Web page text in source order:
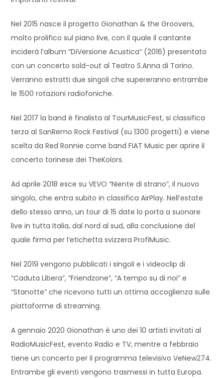
Nel 2015 nasce il progetto Gionathan & the Groovers,
molto prolifico sul piano live, con il quale il cantante
inciderà l’album “DiVersione Acustica” (2016) presentato
con un concerto sold-out al Teatro S.Anna di Torino.
Verranno estratti due singoli che supereranno entrambe
le 1500 rotazioni radiofoniche.
Nel 2017 la band è finalista al TourMusicFest, si classifica
terza al SanRemo Rock Festival (su 1300 progetti) e viene
scelta da Red Ronnie come band FIAT Music per aprire il
concerto torinese dei TheKolors.
Ad aprile 2018 esce su VEVO “Niente di strano”, il nuovo
singolo, che entra subito in classifica AirPlay. Nell’estate
dello stesso anno, un tour di 15 date lo porta a suonare
live in tutta Italia, dal nord al sud, alla conclusione del
quale firma per l’etichetta svizzera ProfiMusic.
Nel 2019 vengono pubblicati i singoli e i videoclip di
“Caduta Libera”, “Friendzone”, “A tempo su di noi” e
“Stanotte” che ricevono tutti un ottima accoglienza sulle
piattaforme di streaming.
A gennaio 2020 Gionathan è uno dei 10 artisti invitati al
RadioMusicFest, evento Radio e TV, mentre a febbraio
tiene un concerto per il programma televisivo VeNew274.
Entrambe gli eventi vengono trasmessi in tutta Europa.